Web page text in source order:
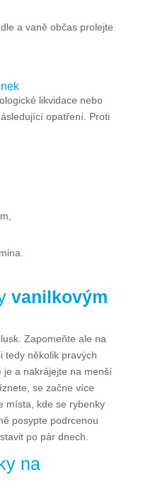
a vaně občas prolejte
likvidace nebo
opatření. Proti
vanilkovým
Zapomeňte ale na
tedy několik pravých
je a nakrájejte na menší
se začne více
místa, kde se rybenky
posypte podrcenou
po pár dnech.
na